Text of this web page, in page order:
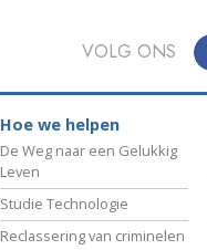
VOLG ONS
Hoe we helpen
De Weg naar een Gelukkig
Leven
Studie Technologie
Reclassering van criminelen